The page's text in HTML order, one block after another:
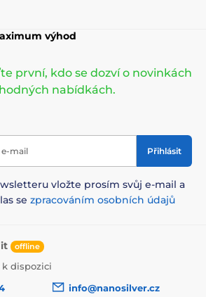
výhod
první, kdo se dozví o novinkách
nabídkách.
e-mail Přihlásit
vložte prosím svůj e-mail a
se zpracováním osobních údajů
offline
k dispozici
info@nanosilver.cz